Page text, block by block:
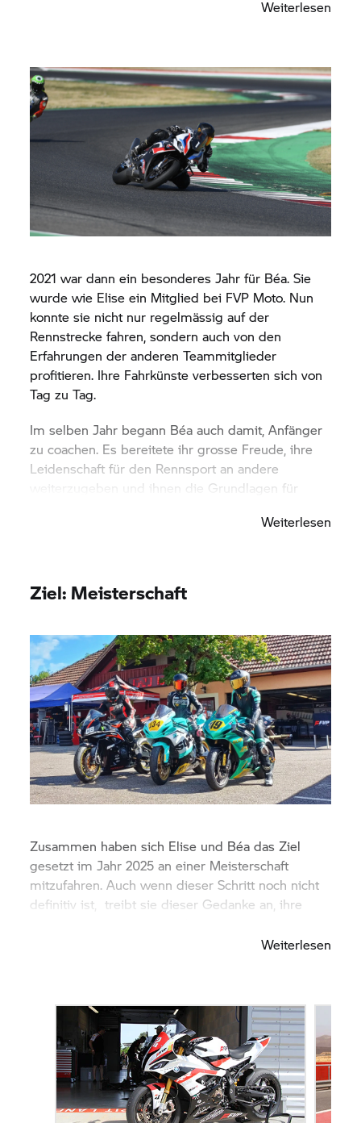
Weiterlesen
2021 war dann ein besonderes Jahr für Béa. Sie
wurde wie Elise ein Mitglied bei FVP Moto. Nun
konnte sie nicht nur regelmässig auf der
Rennstrecke fahren, sondern auch von den
Erfahrungen der anderen Teammitglieder
profitieren. Ihre Fahrkünste verbesserten sich von
Tag zu Tag.
Im selben Jahr begann Béa auch damit, Anfänger
zu coachen. Es bereitete ihr grosse Freude, ihre
Leidenschaft für den Rennsport an andere
weiterzugeben und ihnen die Grundlagen für
Weiterlesen
Ziel: Meisterschaft
Zusammen haben sich Elise und Béa das Ziel
gesetzt im Jahr 2025 an einer Meisterschaft
mitzufahren. Auch wenn dieser Schritt noch nicht
definitiv ist, treibt sie dieser Gedanke an, ihre
Weiterlesen